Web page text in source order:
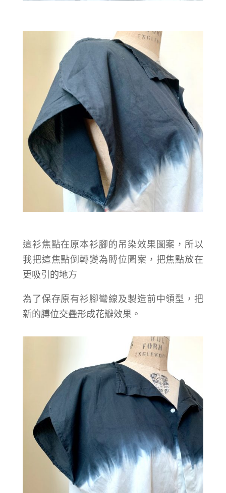
這衫焦點在原本衫腳的吊染效果圖案，所以
我把這焦點倒轉變為膊位圖案，把焦點放在
更吸引的地方
為了保存原有衫腳彎線及製造前中領型，把
新的膊位交疊形成花瓣效果。